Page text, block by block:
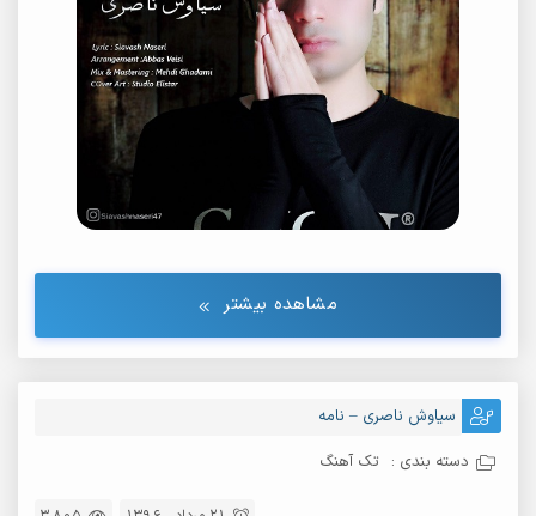
مشاهده بیشتر
سیاوش ناصری – نامه
دسته بندی : تک آهنگ